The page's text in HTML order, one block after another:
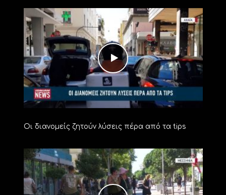
Οι διανομείς ζητούν λύσεις πέρα από τα tips